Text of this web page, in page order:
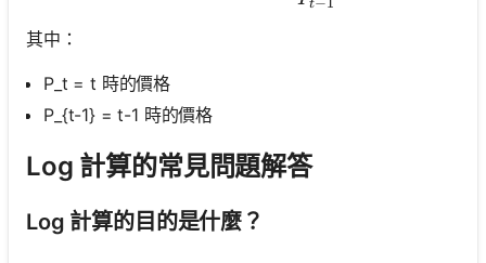
t
其中：
P_t = t 時的價格
P_{t-1} = t-1 時的價格
Log 計算的常見問題解答
Log 計算的目的是什麼？